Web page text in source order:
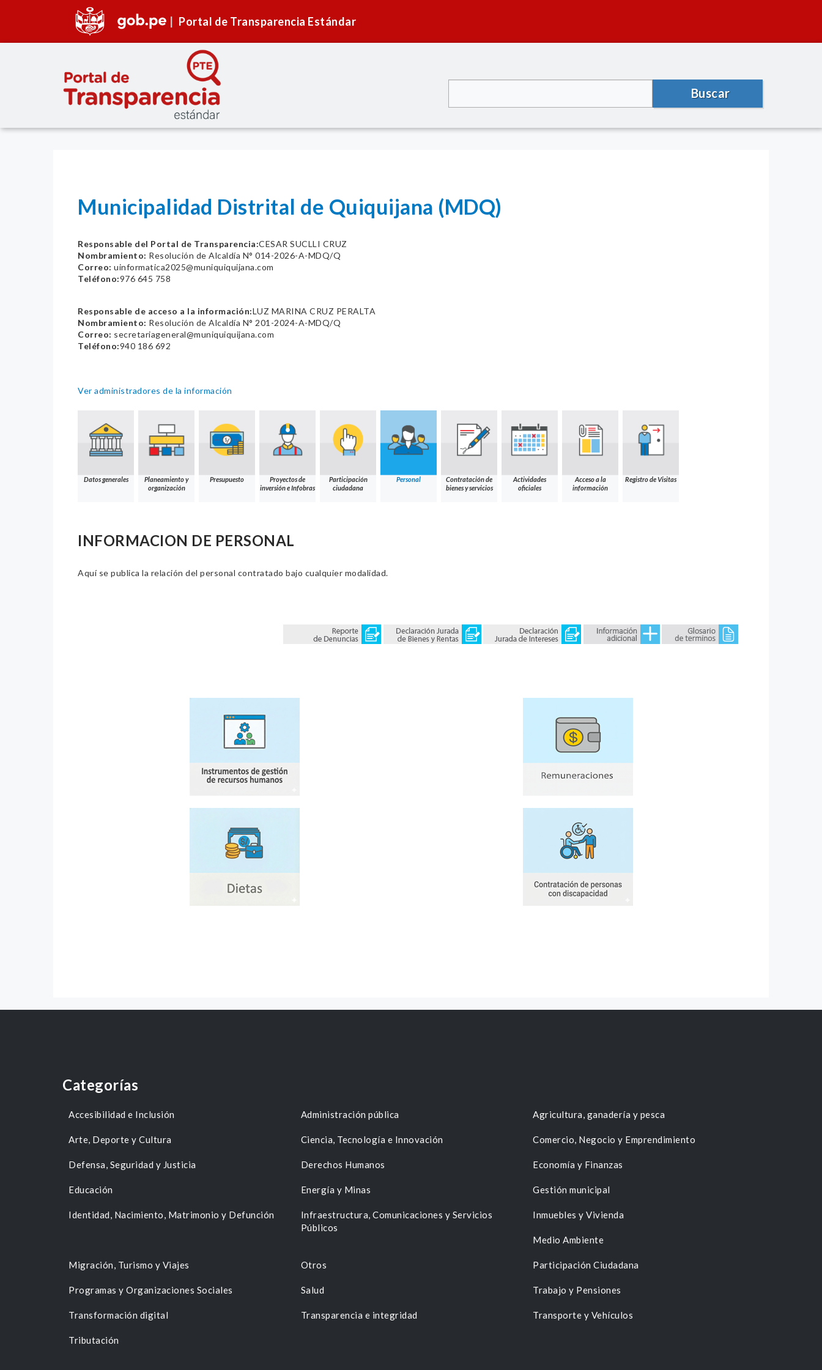
Portal de Transparencia Estándar
Buscar
Municipalidad Distrital de Quiquijana (MDQ)
Responsable del Portal de Transparencia:CESAR SUCLLI CRUZ
Nombramiento: Resolución de Alcaldía N° 014-2026-A-MDQ/Q
Correo: uinformatica2025@muniquiquijana.com
Teléfono:976 645 758
Responsable de acceso a la información:LUZ MARINA CRUZ PERALTA
Nombramiento: Resolución de Alcaldía N° 201-2024-A-MDQ/Q
Correo: secretariageneral@muniquiquijana.com
Teléfono:940 186 692
Ver administradores de la información
Datos generales
Planeamiento y
organización
Presupuesto
Proyectos de
inversión e Infobras
Participación
ciudadana
Personal
Contratación de
bienes y servicios
Actividades
oficiales
Acceso a la
información
Registro de Visitas
INFORMACION DE PERSONAL
Aquí se publica la relación del personal contratado bajo cualquier modalidad.
Categorías
Accesibilidad e Inclusión Administración pública Agricultura, ganadería y pesca
Arte, Deporte y Cultura Ciencia, Tecnología e Innovación Comercio, Negocio y Emprendimiento
Defensa, Seguridad y Justicia Derechos Humanos Economía y Finanzas
Educación Energía y Minas Gestión municipal
Identidad, Nacimiento, Matrimonio y Defunción
Infraestructura, Comunicaciones y Servicios
Públicos
Inmuebles y Vivienda
Medio Ambiente
Migración, Turismo y Viajes Otros Participación Ciudadana
Programas y Organizaciones Sociales Salud Trabajo y Pensiones
Transformación digital Transparencia e integridad Transporte y Vehículos
Tributación